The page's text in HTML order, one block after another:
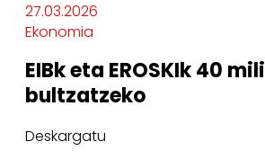
27.03.2026
Ekonomia
EIBk eta EROSKIk 40
bultzatzeko
Deskargatu